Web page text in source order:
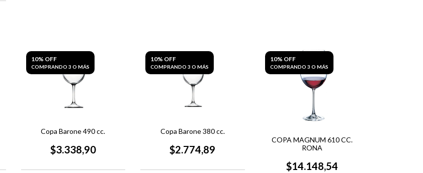
10% OFF
COMPRANDO 3 O MÁS
Copa Barone 490 cc.
$3.338,90
10% OFF
COMPRANDO 3 O MÁS
Copa Barone 380 cc.
$2.774,89
10% OFF
COMPRANDO 3 O MÁS
COPA MAGNUM 610 CC.
RONA
$14.148,54